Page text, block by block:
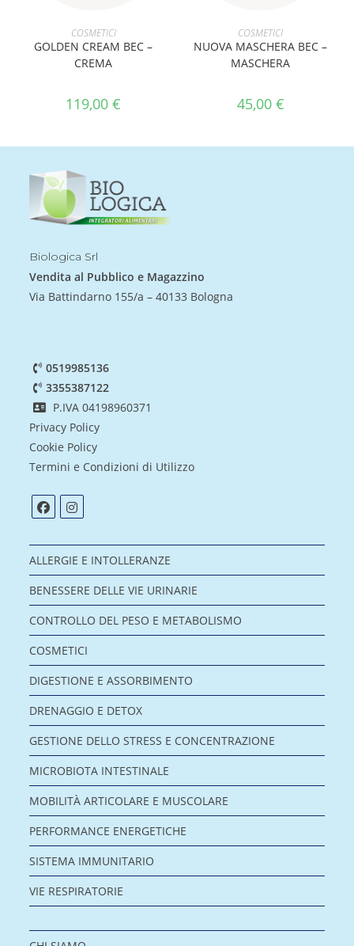
AGGIUNGI AL CARRELLO
COSMETICI
GOLDEN CREAM BEC –
CREMA
119,00€
AGGIUNGI AL CARRELLO
COSMETICI
NUOVA MASCHERA BEC –
MASCHERA
45,00 €
Biologica Srl
Vendita al Pubblico e Magazzino
Via Battindarno 155/a – 40133 Bologna
0519985136
3355387122
P.IVA 04198960371
Privacy Policy
Cookie Policy
Termini e Condizioni di Utilizzo
ALLERGIE E INTOLLERANZE
BENESSERE DELLE VIE URINARIE
CONTROLLO DEL PESO E METABOLISMO
COSMETICI
DIGESTIONE E ASSORBIMENTO
DRENAGGIO E DETOX
GESTIONE DELLO STRESS E CONCENTRAZIONE
MICROBIOTA INTESTINALE
MOBILITÀ ARTICOLARE E MUSCOLARE
PERFORMANCE ENERGETICHE
SISTEMA IMMUNITARIO
VIE RESPIRATORIE